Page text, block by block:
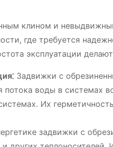
клином и
где требуется
эксплуатации
Задвижки с
потока воды в системах
Их
задвижки с